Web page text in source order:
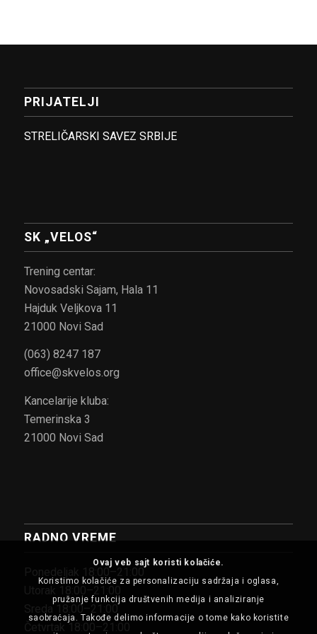
PRIJATELJI
STRELIČARSKI SAVEZ SRBIJE
SK „VELOS“
Trening centar:
Novosadski Sajam, Hala 11
Hajduk Veljkova 11
21000 Novi Sad
(063) 8247 187
office@skvelos.org
Kancelarije kluba:
Temerinska 3
21000 Novi Sad
RADNO VREME
Ovaj veb sajt koristi kolačiće.
Koristimo kolačiće za personalizaciju sadržaja i oglasa,
pružanje funkcija društvenih medija i analiziranje
saobraćaja. Takođe delimo informacije o tome kako koristite